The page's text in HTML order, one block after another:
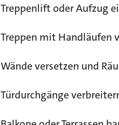
Treppenlift oder Aufzug
Treppen mit Handläufen
Wände versetzen und
Türdurchgänge